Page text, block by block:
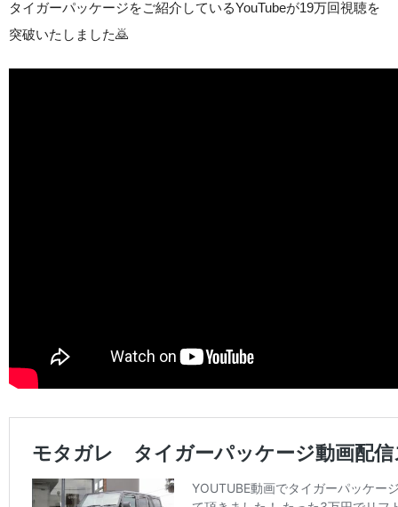
タイガーパッケージをご紹介しているYouTubeが19万回視聴を
突破いたしました🙇